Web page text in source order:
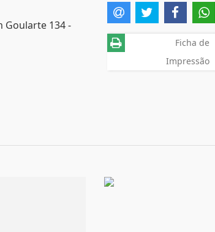
Goularte 134 -
Ficha de
Impressão